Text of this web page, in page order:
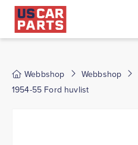
Webbshop Webbshop
1954-55 Ford huvlist